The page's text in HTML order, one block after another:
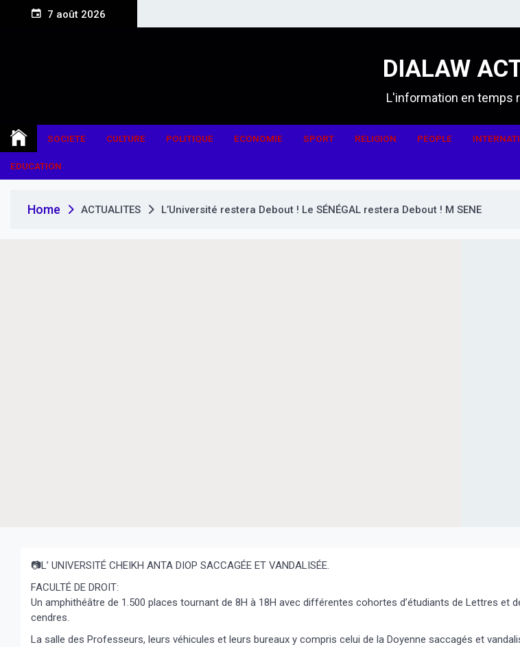
7 août 2026
DIALAW
L'information en temps
SOCIETE CULTURE POLITIQUE ECONOMIE SPORT RELIGION PEOPLE
EDUCATION
Home ACTUALITES L’Université restera Debout ! Le SÉNÉGAL restera Debout ! M SENE
📷L’ UNIVERSITÉ CHEIKH ANTA DIOP SACCAGÉE ET VANDALISÉE.
FACULTÉ DE DROIT:
Un amphithéâtre de 1.500 places tournant de 8H à 18H avec différentes cohortes d’étudiants de Lettres et
cendres.
La salle des Professeurs, leurs véhicules et leurs bureaux y compris celui de la Doyenne saccagés et